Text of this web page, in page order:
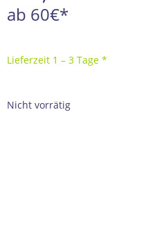
ab 60€*
Lieferzeit 1 – 3 Tage *
Nicht vorrätig